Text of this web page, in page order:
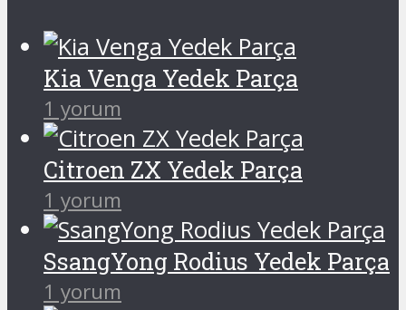
Kia Venga Yedek Parça
1 yorum
Citroen ZX Yedek Parça
1 yorum
SsangYong Rodius Yedek Parça
1 yorum